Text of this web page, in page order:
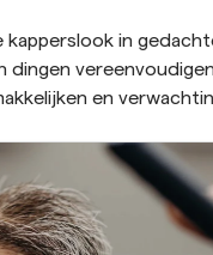
kapperslook in
en